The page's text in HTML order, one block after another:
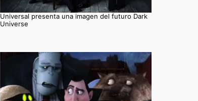
Universal presenta una imagen del futuro Dark
Universe